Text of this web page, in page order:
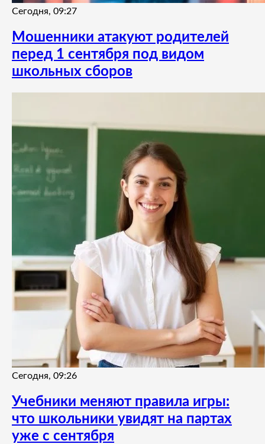
Сегодня, 09:27
Мошенники атакуют родителей
перед 1 сентября под видом
школьных сборов
Сегодня, 09:26
Учебники меняют правила игры:
что школьники увидят на партах
уже с сентября